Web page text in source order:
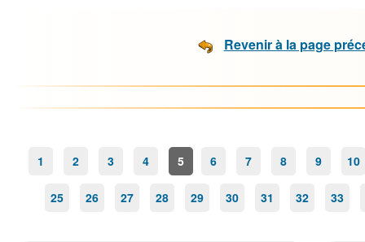
Revenir à la page
1 2 3 4 5 6 7 8 9 10
25 26 27 28 29 30 31 32 33